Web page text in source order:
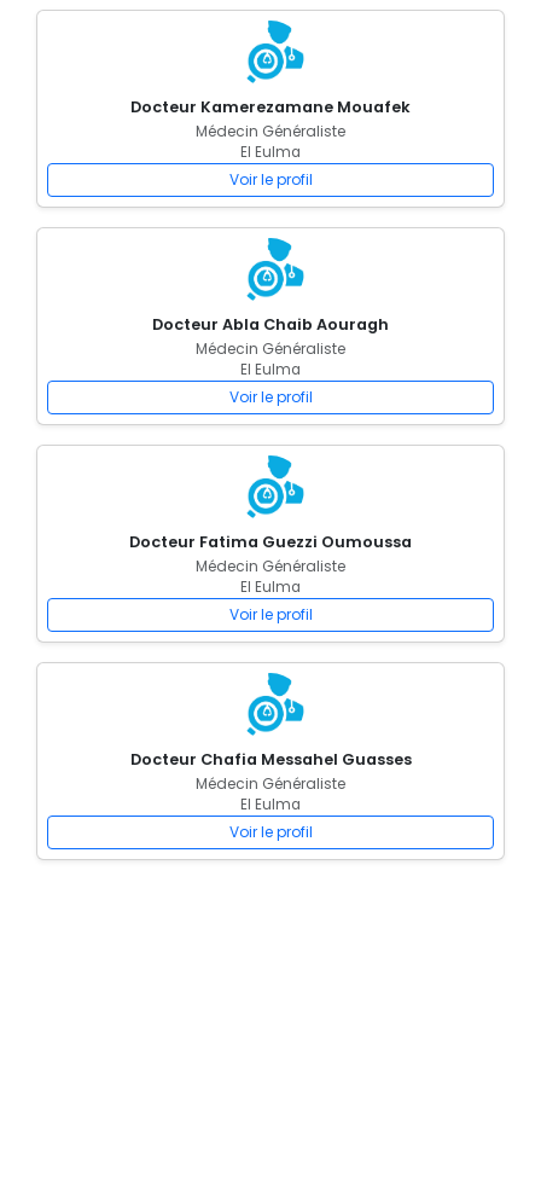
Docteur Kamerezamane Mouafek
Médecin Généraliste
El Eulma
Voir le profil
Docteur Abla Chaib Aouragh
Médecin Généraliste
El Eulma
Voir le profil
Docteur Fatima Guezzi Oumoussa
Médecin Généraliste
El Eulma
Voir le profil
Docteur Chafia Messahel Guasses
Médecin Généraliste
El Eulma
Voir le profil